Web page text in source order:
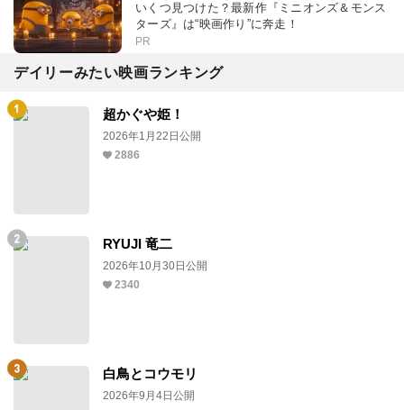
いくつ見つけた？最新作『ミニオンズ＆モンス
ターズ』は“映画作り”に奔走！
PR
デイリーみたい映画ランキング
超かぐや姫！
2026年1月22日公開
2886
RYUJI 竜二
2026年10月30日公開
2340
白鳥とコウモリ
2026年9月4日公開